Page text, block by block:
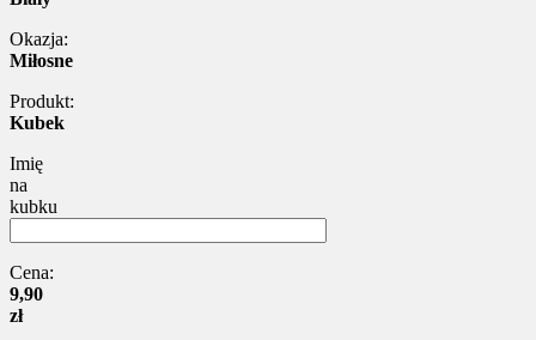
Okazja:
Miłosne
Produkt:
Kubek
Imię
na
kubku
Cena:
9,90
zł